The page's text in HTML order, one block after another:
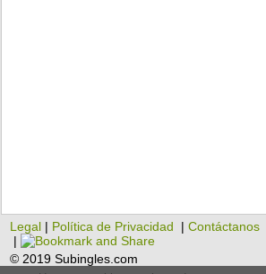
Legal | Política de Privacidad |Contáctanos
|
© 2019 Subingles.com